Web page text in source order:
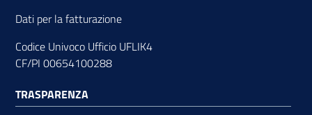
Dati per la fatturazione
Codice Univoco Ufficio UFLIK4
CF/PI 00654100288
TRASPARENZA